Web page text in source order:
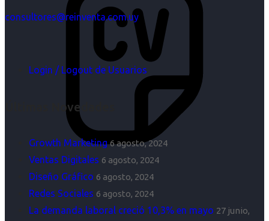
consultores@reinventa.com.uy
Login / Logout de Usuarios
Últimas Novedades
Growth Marketing 6 agosto, 2024
Ventas Digitales 6 agosto, 2024
Diseño Gráfico 6 agosto, 2024
Redes Sociales 6 agosto, 2024
La demanda laboral creció 10,3% en mayo 27 junio,